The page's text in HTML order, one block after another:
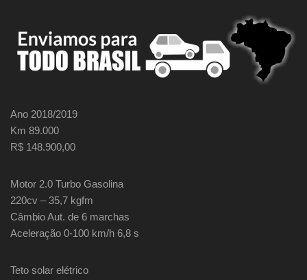
Ano 2018/2019
Km 89.000
R$ 148.900,00
Motor 2.0 Turbo Gasolina
220cv – 35,7 kgfm
Câmbio Aut. de 6 marchas
Aceleração 0-100 km/h 6,8 s
Teto solar elétrico